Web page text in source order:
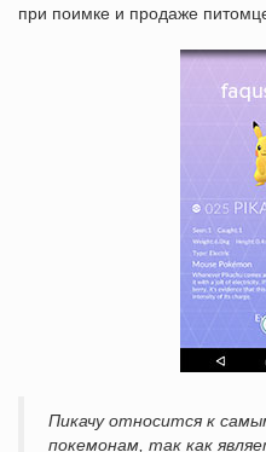
при поимке и продаже
Пикачу относится к
покемонам, так как